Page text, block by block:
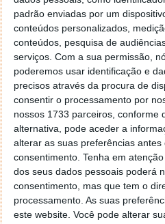
padrão enviadas por um
conteúdos personalizados,
conteúdos, pesquisa de
serviços. Com a sua permissão,
poderemos usar identificação e
precisos através da procura de
consentir o processamento por
nossos 1733 parceiros, conforme
alternativa, pode aceder a
alterar as suas preferências
consentimento. Tenha em
dos seus dados pessoais poderá
consentimento, mas que tem o
processamento. As suas
este website. Você pode alterar
vestidos com seda e brilhos
romântico.
Little Campers
O Kit Sims 4 Little Campers
explorar e desfrutar do
equipamento de campismo
Sims pode jogar jogos ao ar
forte de cobertor DIY, com
tudo o que uma família
diversão criativa!